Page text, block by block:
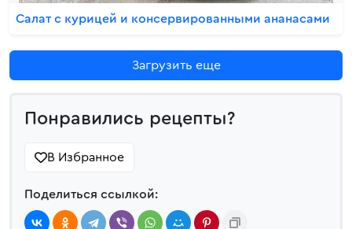
Салат с курицей и консервированными ананасами
Загрузить еще
Понравились рецепты?
В Избранное
Поделиться ссылкой: